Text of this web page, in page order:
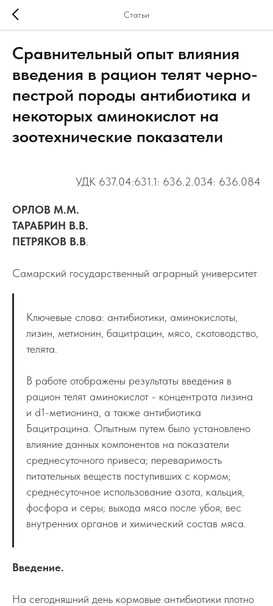
Статьи
Сравнительный опыт влияния
введения в рацион телят черно-
пестрой породы антибиотика и
некоторых аминокислот на
зоотехнические показатели
УДК 637.04:631.1: 636.2.034: 636.084
ОРЛОВ М.М.
ТАРАБРИН В.В.
ПЕТРЯКОВ В.В
Самарский государственный аграрный университет
Ключевые слова: антибиотики, аминокислоты,
лизин, метионин, бацитрацин, мясо, скотоводство,
телята.
В работе отображены результаты введения в
рацион телят аминокислот - концентрата лизина
и d1-метионина, а также антибиотика
Бацитрацина. Опытным путем было установлено
влияние данных компонентов на показатели
среднесуточного привеса; переваримость
питательных веществ поступивших с кормом;
среднесуточное использование азота, кальция,
фосфора и серы; выхода мяса после убоя; вес
внутренних органов и химический состав мяса.
Введение.
На сегодняшний день кормовые антибиотики плотно